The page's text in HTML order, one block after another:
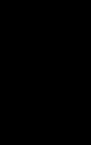
vermerkt.
der ersten Vorstellung